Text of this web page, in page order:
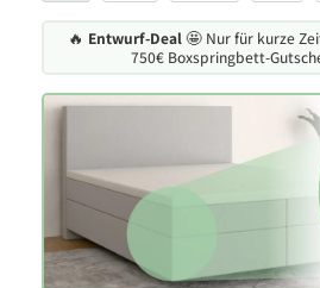
🔥 Entwurf-Deal🤩 Nur für kurze
750€ Boxspringbett-